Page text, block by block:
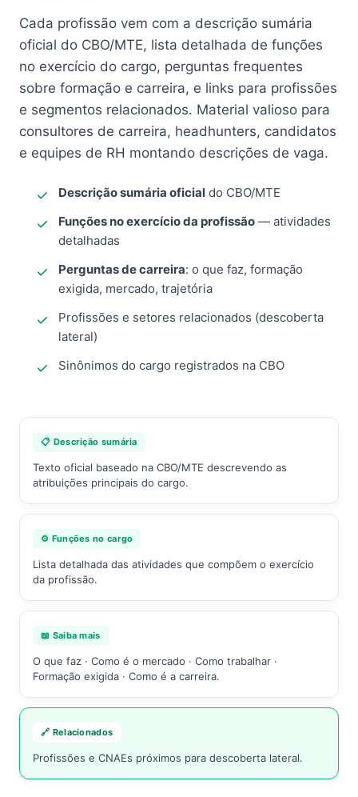
Cada profissão vem com a descrição sumária
oficial do CBO/MTE, lista detalhada de funções
no exercício do cargo, perguntas frequentes
sobre formação e carreira, e links para profissões
e segmentos relacionados. Material valioso para
consultores de carreira, headhunters, candidatos
e equipes de RH montando descrições de vaga.
Descrição sumária oficial do CBO/MTE
Funções no exercício da profissão — atividades
detalhadas
Perguntas de carreira: o que faz, formação
exigida, mercado, trajetória
Profissões e setores relacionados (descoberta
lateral)
Sinônimos do cargo registrados na CBO
📋 Descrição sumária
Texto oficial baseado na CBO/MTE descrevendo as
atribuições principais do cargo.
⚙️ Funções no cargo
Lista detalhada das atividades que compõem o exercício
da profissão.
📖 Saiba mais
O que faz · Como é o mercado · Como trabalhar ·
Formação exigida · Como é a carreira.
🔗 Relacionados
Profissões e CNAEs próximos para descoberta lateral.